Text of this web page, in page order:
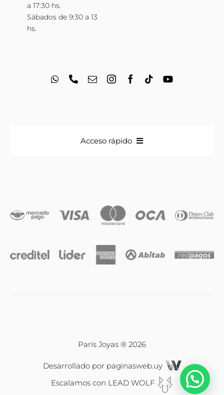
a 17:30 hs.
Sábados de 9:30 a 13
hs.
Acceso rápido
Iniciales
Relojes
París Joyas ® 2026
Desarrollado por paginasweb.uy
Escalamos con LEAD WOLF